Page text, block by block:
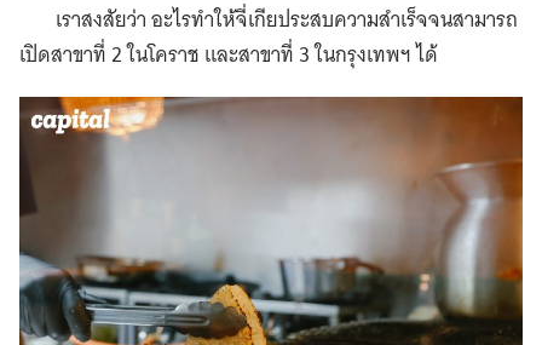
เราสงสัยว่า อะไรทำให้จี่เกียประสบความสำเร็จจนสามารถ
เปิดสาขาที่ 2 ในโคราช และสาขาที่ 3 ในกรุงเทพฯ ได้